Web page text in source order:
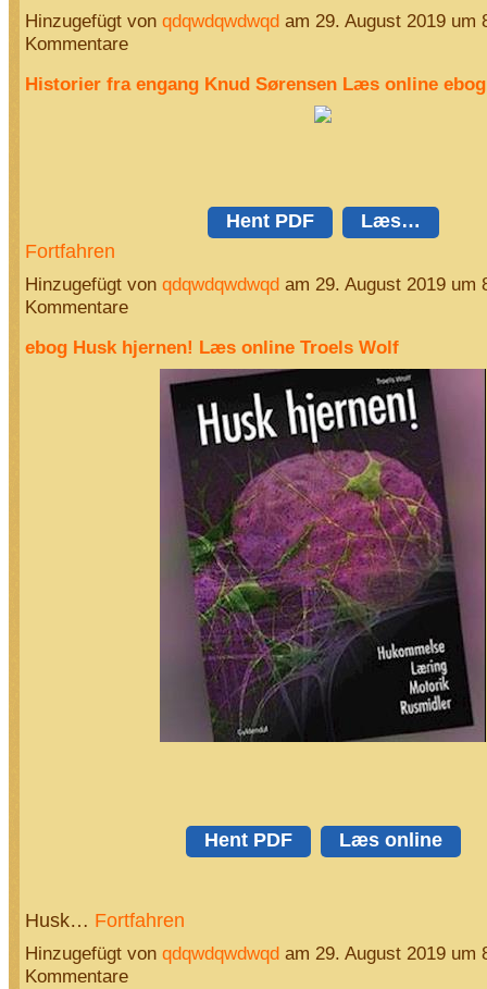
Hinzugefügt von qdqwdqwdwqdam 29. August 2019 um
Kommentare
Historier fra engang Knud Sørensen Læs online ebog
Hent PDF
Læs…
Fortfahren
Hinzugefügt von qdqwdqwdwqdam 29. August 2019 um
Kommentare
ebog Husk hjernen! Læs online Troels Wolf
Hent PDF Læs online
Husk… Fortfahren
Hinzugefügt von qdqwdqwdwqdam 29. August 2019 um
Kommentare